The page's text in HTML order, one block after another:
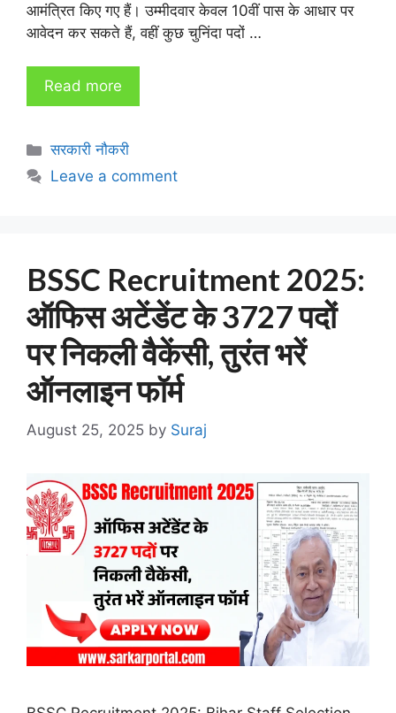
आमंत्रित किए गए हैं। उम्मीदवार केवल 10वीं पास के आधार पर
आवेदन कर सकते हैं, वहीं कुछ चुनिंदा पदों …
Read more
Categories
सरकारी नौकरी
Leave a comment
BSSC Recruitment 2025:
ऑफिस अटेंडेंट के 3727 पदों
पर निकली वैकेंसी, तुरंत भरें
ऑनलाइन फॉर्म
August 25, 2025 by Suraj